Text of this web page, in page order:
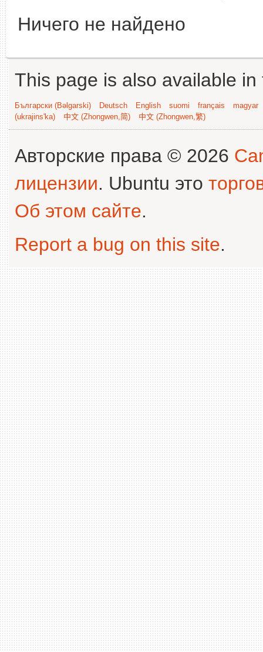
Ничего не найдено
This page is also available
Български (Bəlgarski) Deutsch English suomi français
magyar
(ukrajins'ka)
中文 (Zhongwen,简) 中文 (Zhongwen,繁)
Авторские права © 2026
лицензии. Ubuntu это
Об этом сайте.
Report a bug on this site.